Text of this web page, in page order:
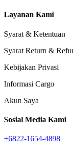
Layanan Kami
Syarat & Ketentuan
Syarat Return &
Kebijakan Privasi
Informasi Cargo
Akun Saya
Sosial Media Kami
+6822-1654-4898